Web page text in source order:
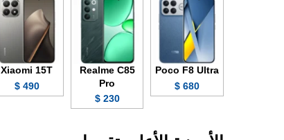
Poco F8 Ultra
680 $
Realme C85
Pro
230 $
Xiaomi 15T
490 $